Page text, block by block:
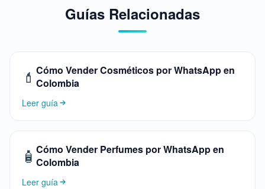
Guías Relacionadas
💄 Cómo Vender Cosméticos por WhatsApp en
Colombia
Leer guía
🧴 Cómo Vender Perfumes por WhatsApp en
Colombia
Leer guía